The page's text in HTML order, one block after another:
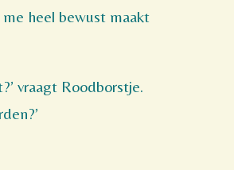
heel bewust maakt
vraagt Roodborstje.